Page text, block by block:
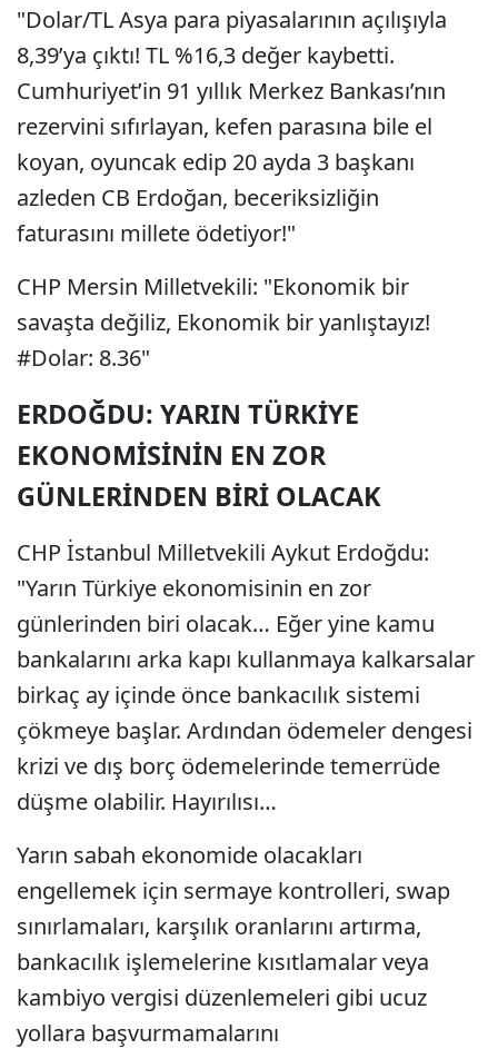
"Dolar/TL Asya para piyasalarının açılışıyla
8,39’ya çıktı! TL %16,3 değer kaybetti.
Cumhuriyet’in 91 yıllık Merkez Bankası’nın
rezervini sıfırlayan, kefen parasına bile el
koyan, oyuncak edip 20 ayda 3 başkanı
azleden CB Erdoğan, beceriksizliğin
faturasını millete ödetiyor!"
CHP Mersin Milletvekili: "Ekonomik bir
savaşta değiliz, Ekonomik bir yanlıştayız!
#Dolar: 8.36"
ERDOĞDU: YARIN TÜRKİYE
EKONOMİSİNİN EN ZOR
GÜNLERİNDEN BİRİ OLACAK
CHP İstanbul Milletvekili Aykut Erdoğdu:
"Yarın Türkiye ekonomisinin en zor
günlerinden biri olacak… Eğer yine kamu
bankalarını arka kapı kullanmaya kalkarsalar
birkaç ay içinde önce bankacılık sistemi
çökmeye başlar. Ardından ödemeler dengesi
krizi ve dış borç ödemelerinde temerrüde
düşme olabilir. Hayırılısı…
Yarın sabah ekonomide olacakları
engellemek için sermaye kontrolleri, swap
sınırlamaları, karşılık oranlarını artırma,
bankacılık işlemelerine kısıtlamalar veya
kambiyo vergisi düzenlemeleri gibi ucuz
yollara başvurmamalarını